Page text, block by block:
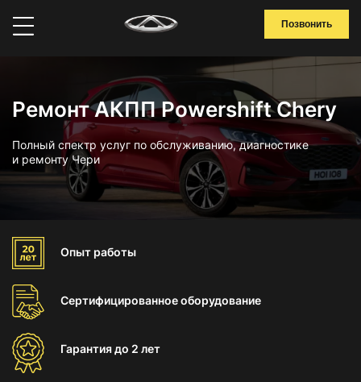
Позвонить
Ремонт АКПП Powershift Chery
Полный спектр услуг по обслуживанию, диагностике
и ремонту Чери
Опыт работы
Сертифицированноеоборудование
Гарантиядо 2 лет